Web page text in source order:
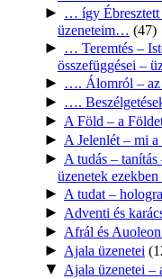
► … így Ébresztett
üzeneteim… (47)
► … Teremtés –
összefüggései –
► …. Álomról – az
► ….
► A Föld – a
► A Jelenlét – mi
► A tudás –
üzenetek
► A tudat –
► Adventi és
► Afrál és
► Ajala üzenetei
▼ Ajala üzenetei –